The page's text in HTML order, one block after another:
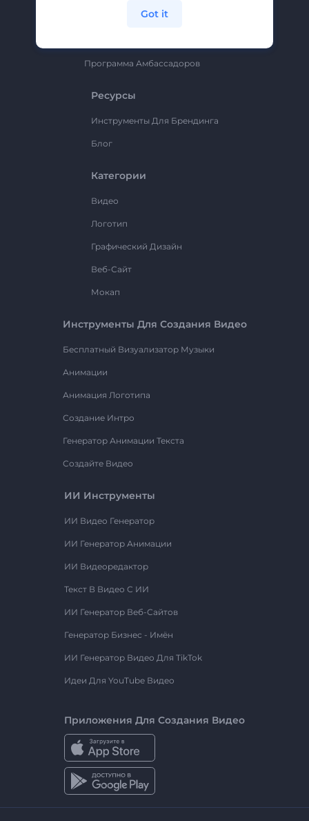
Программа Амбассадоров
Ресурсы
Инструменты Для Брендинга
Блог
Категории
Видео
Логотип
Графический Дизайн
Веб-Сайт
Мокап
Инструменты Для Создания Видео
Бесплатный Визуализатор Музыки
Анимации
Анимация Логотипа
Создание Интро
Генератор Анимации Текста
Создайте Видео
ИИ Инструменты
ИИ Видео Генератор
ИИ Генератор Анимации
ИИ Видеоредактор
Текст В Видео С ИИ
ИИ Генератор Веб-Сайтов
Генератор Бизнес - Имён
ИИ Генератор Видео Для TikTok
Идеи Для YouTube Видео
Приложения Для Создания Видео
Got it